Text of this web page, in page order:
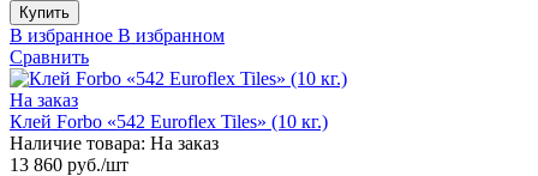
Купить
В избранное В избранном
Сравнить
На заказ
Клей Forbo «542 Euroflex Tiles» (10 кг.)
Наличие товара: На заказ
13 860 руб./шт